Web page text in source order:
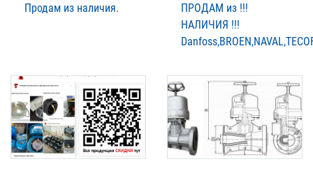
Продам из наличия.
ПРОДАМ из !!!
НАЛИЧИЯ !!!